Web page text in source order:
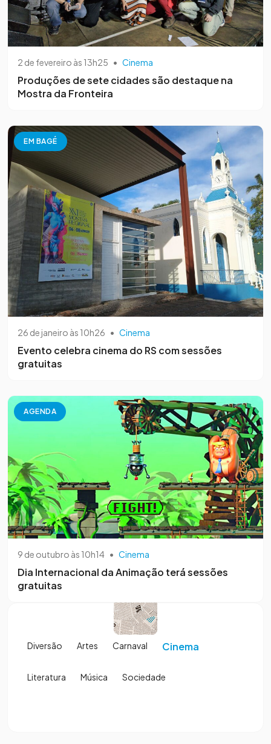
2 de fevereiro às 13h25 • Cinema
Produções de sete cidades são destaque na
Mostra da Fronteira
EM BAGÉ
26 de janeiro às 10h26 • Cinema
Evento celebra cinema do RS com sessões
gratuitas
AGENDA
9 de outubro às 10h14 • Cinema
Dia Internacional da Animação terá sessões
gratuitas
Diversão Artes Carnaval Cinema
Literatura Música Sociedade